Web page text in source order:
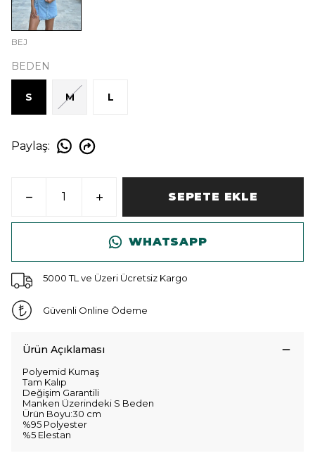
BEJ
BEDEN
S M L
Paylaş:
SEPETE EKLE
WHATSAPP
5000 TL ve Üzeri Ücretsiz Kargo
Güvenli Online Ödeme
Ürün Açıklaması
Polyemid Kumaş
Tam Kalıp
Değişim Garantili
Manken Üzerindeki S Beden
Ürün Boyu:30 cm
%95 Polyester
%5 Elestan